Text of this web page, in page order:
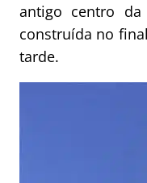
antigo centro
construída no
tarde.